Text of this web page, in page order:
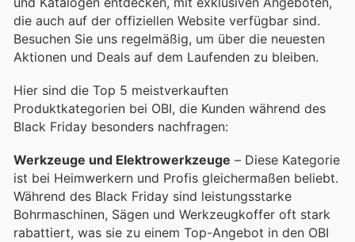
die auch auf der offiziellen Website verfügbar sind.
Besuchen Sie uns regelmäßig, um über die neuesten
Aktionen und Deals auf dem Laufenden zu bleiben.
Hier sind die Top 5 meistverkauften
Produktkategorien bei OBI, die Kunden während des
Black Friday besonders nachfragen:
Werkzeuge und Elektrowerkzeuge – Diese Kategorie
ist bei Heimwerkern und Profis gleichermaßen beliebt.
Während des Black Friday sind leistungsstarke
Bohrmaschinen, Sägen und Werkzeugkoffer oft stark
rabattiert, was sie zu einem Top-Angebot in den OBI